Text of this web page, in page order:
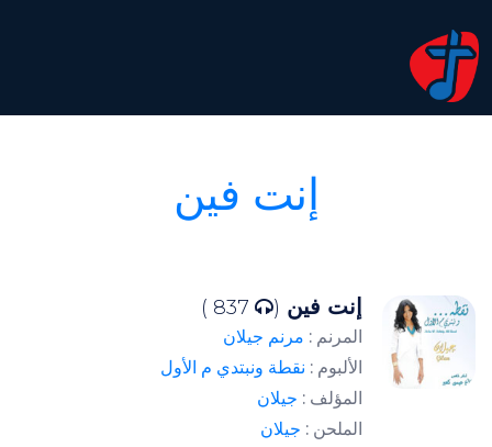
إنت فين
إنت فين (
المرنم : مرنم جيلان
الألبوم : نقطة ونبتدي م الأول
المؤلف : جيلان
الملحن : جيلان